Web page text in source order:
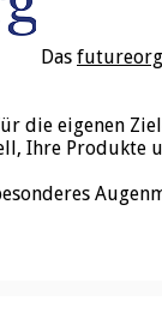
Das
die eigenen
Ihre Produkte